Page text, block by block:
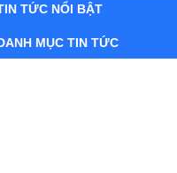
TỨC NỔI BẬT
MỤC TIN TỨC